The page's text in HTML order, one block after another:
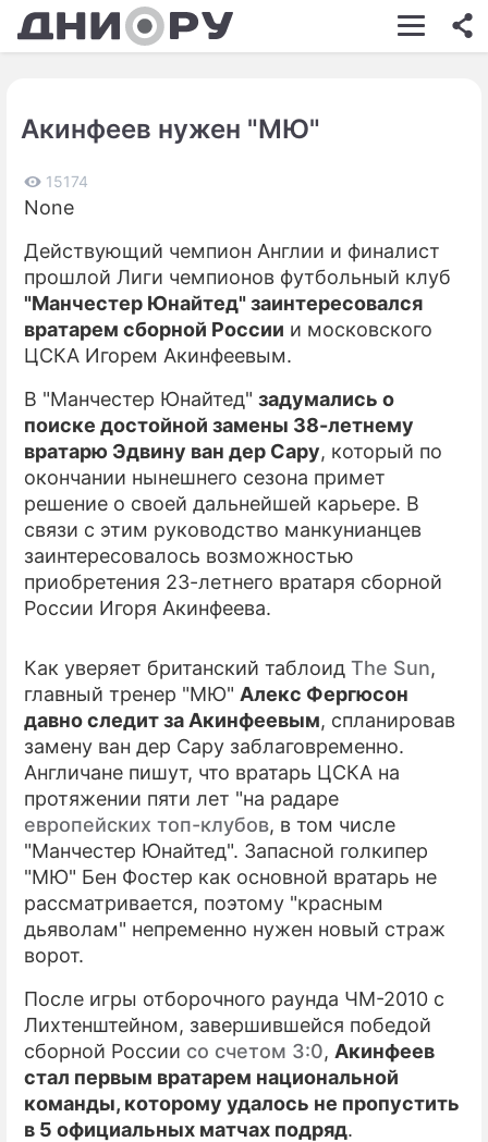
ШОУ-БИЗНЕС
КИНО
ЭКОНОМИКА
ПРОИСШЕСТВИЯ
СТИЛЬ ЖИЗНИ
СЕРИАЛЫ
ИГРЫ
ПРЕСС-РЕЛИЗЫ
О ПРОЕКТЕ
Акинфеев нужен "МЮ"
15174
None
Действующий чемпион Англии и финалист
прошлой Лиги чемпионов футбольный клуб
"Манчестер Юнайтед" заинтересовался
вратарем сборной России и московского
ЦСКА Игорем Акинфеевым.
В "Манчестер Юнайтед" задумались о
поиске достойной замены 38-летнему
вратарю Эдвину ван дер Сару, который по
окончании нынешнего сезона примет
решение о своей дальнейшей карьере. В
связи с этим руководство манкунианцев
заинтересовалось возможностью
приобретения 23-летнего вратаря сборной
России Игоря Акинфеева.
Как уверяет британский таблоид The Sun,
главный тренер "МЮ" Алекс Фергюсон
давно следит за Акинфеевым, спланировав
замену ван дер Сару заблаговременно.
Англичане пишут, что вратарь ЦСКА на
протяжении пяти лет "на радаре
европейских топ-клубов, в том числе
"Манчестер Юнайтед". Запасной голкипер
"МЮ" Бен Фостер как основной вратарь не
рассматривается, поэтому "красным
дьяволам" непременно нужен новый страж
ворот.
После игры отборочного раунда ЧМ-2010 с
Лихтенштейном, завершившейся победой
сборной России со счетом 3:0, Акинфеев
стал первым вратарем национальной
команды, которому удалось не пропустить
в 5 официальных матчах подряд.